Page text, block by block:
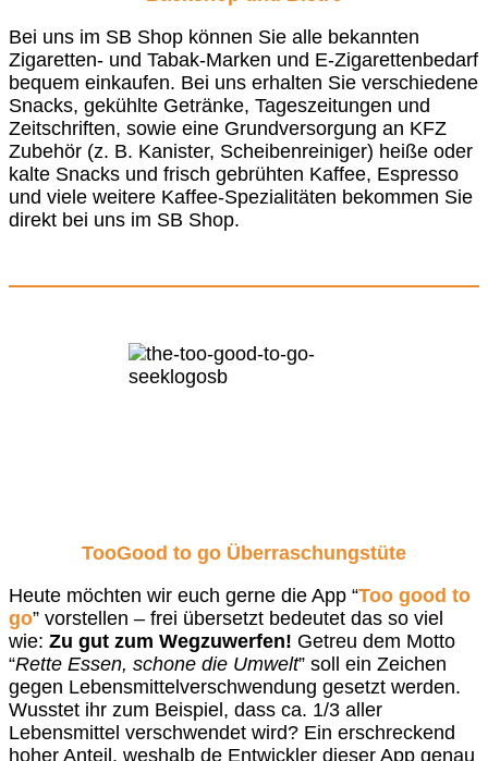
Bei uns im SB Shop können Sie alle bekannten
Zigaretten- und Tabak-Marken und E-Zigarettenbedarf
bequem einkaufen. Bei uns erhalten Sie verschiedene
Snacks, gekühlte Getränke, Tageszeitungen und
Zeitschriften, sowie eine Grundversorgung an KFZ
Zubehör (z. B. Kanister, Scheibenreiniger) heiße oder
kalte Snacks und frisch gebrühten Kaffee, Espresso
und viele weitere Kaffee-Spezialitäten bekommen Sie
direkt bei uns im SB Shop.
TooGood to go Überraschungstüte
Heute möchten wir euch gerne die App “Too good to
go” vorstellen – frei übersetzt bedeutet das so viel
wie: Zu gut zum Wegzuwerfen! Getreu dem Motto
“Rette Essen, schone die Umwelt” soll ein Zeichen
gegen Lebensmittelverschwendung gesetzt werden.
Wusstet ihr zum Beispiel, dass ca. 1/3 aller
Lebensmittel verschwendet wird? Ein erschreckend
hoher Anteil, weshalb de Entwickler dieser App genau